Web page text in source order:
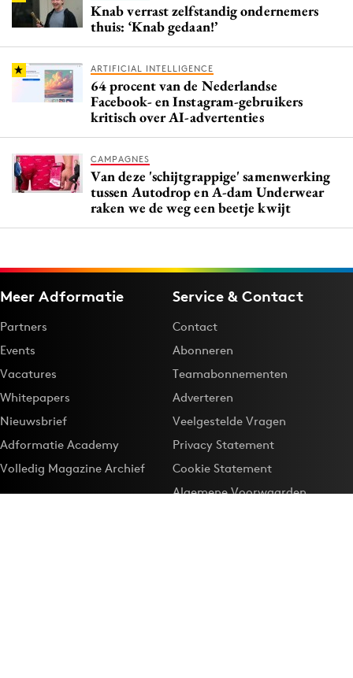
Knab verrast zelfstandig ondernemers
thuis: ‘Knab gedaan!’
ARTIFICIAL INTELLIGENCE
64 procent van de Nederlandse
Facebook- en Instagram-gebruikers
kritisch over AI-advertenties
CAMPAGNES
Van deze 'schijtgrappige' samenwerking
tussen Autodrop en A-dam Underwear
raken we de weg een beetje kwijt
Meer Adformatie
Partners
Events
Vacatures
Whitepapers
Nieuwsbrief
Adformatie Academy
Volledig Magazine Archief
Service & Contact
Contact
Abonneren
Teamabonnementen
Adverteren
Veelgestelde Vragen
Privacy Statement
Cookie Statement
Algemene Voorwaarden